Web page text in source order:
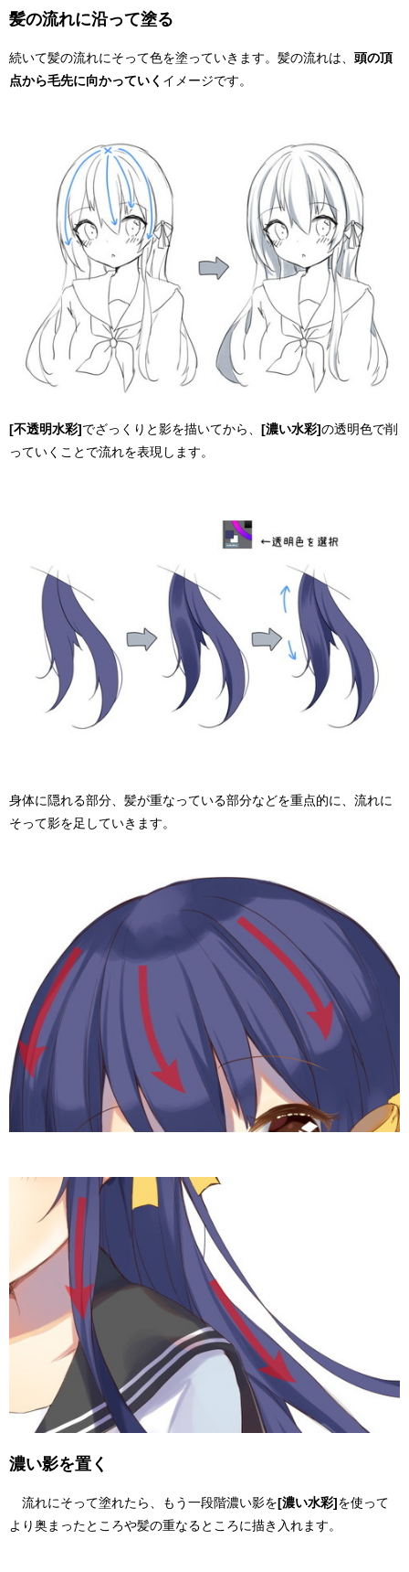
髪の流れに沿って塗る
続いて髪の流れにそって色を塗っていきます。髪の流れは、 頭の頂
点から毛先に向かっていく イメージです。
[不透明水彩]でざっくりと影を描いてから、 [濃い水彩]の透明色で削
っていくことで流れを表現します。
身体に隠れる部分、髪が重なっている部分などを重点的に、流れに
そって影を足していきます。
濃い影を置く
流れにそって塗れたら、もう一段階濃い影を[濃い水彩]を使って
より奥まったところや髪の重なるところに描き入れます。